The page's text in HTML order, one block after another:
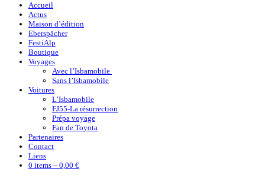
Accueil
Actus
Maison d’édition
Eberspächer
FestiAlp
Boutique
Voyages
Avec l’Isbamobile
Sans l’Isbamobile
Voitures
L’Isbamobile
FJ55-La résurrection
Prépa voyage
Fan de Toyota
Partenaires
Contact
Liens
0 items – 0,00 €